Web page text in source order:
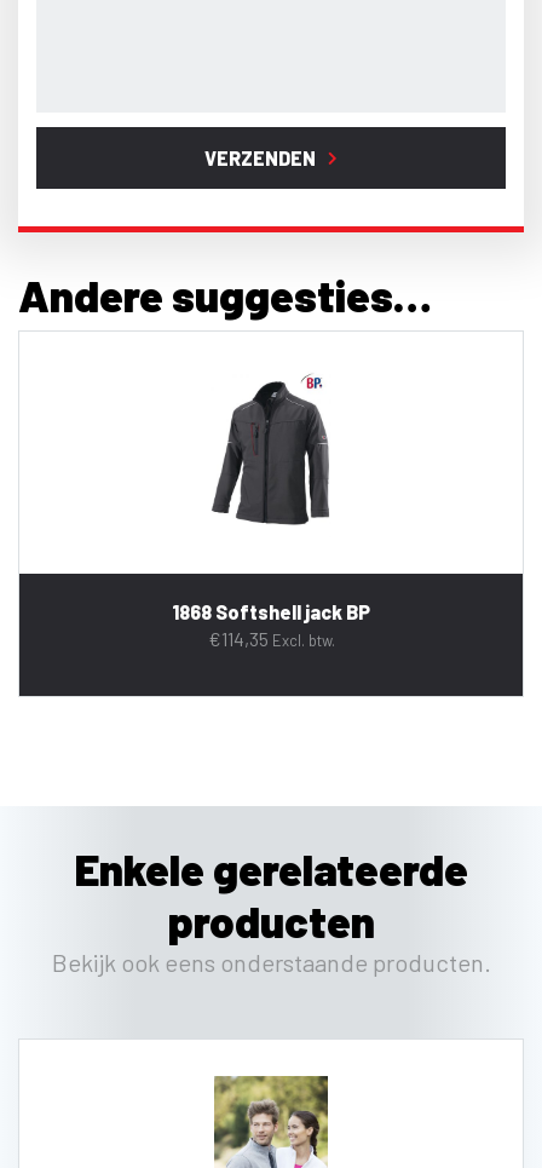
VERZENDEN
Andere suggesties…
1868 Softshell jack BP
€114,35 Excl. btw.
Enkele gerelateerde
producten
Bekijk ook eens onderstaande producten.